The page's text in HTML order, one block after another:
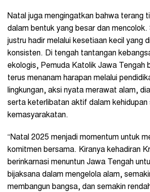
Natal juga mengingatkan bahwa terang
dalam bentuk yang besar dan
justru hadir melalui kesetiaan kecil yang
konsisten. Di tengah tantangan
ekologis, Pemuda Katolik Jawa Tengah
terus menanam harapan melalui
lingkungan, aksi nyata merawat alam,
serta keterlibatan aktif dalam kehidupan
kemasyarakatan.
“Natal 2025 menjadi momentum untuk
komitmen bersama. Kiranya kehadiran
berinkarnasi menuntun Jawa Tengah
bijaksana dalam mengelola alam,
membangun bangsa, dan semakin